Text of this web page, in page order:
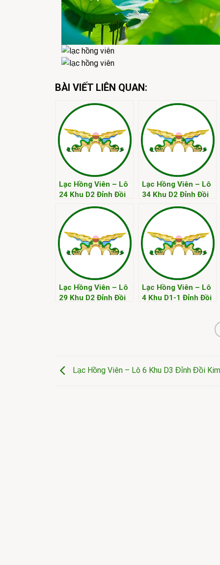
BÀI VIẾT LIÊN QUAN:
Lạc Hồng Viên – Lô
24 Khu D2 Đỉnh Đồi
Lạc Hồng Viên – Lô
34 Khu D2 Đỉnh Đồi
Lạc Hồng Viên – Lô
29 Khu D2 Đỉnh Đồi
Lạc Hồng Viên – Lô
4 Khu D1-1 Đỉnh Đồi
Lạc Hồng Viên – Lô 6 Khu D3 Đỉnh Đồi Kim